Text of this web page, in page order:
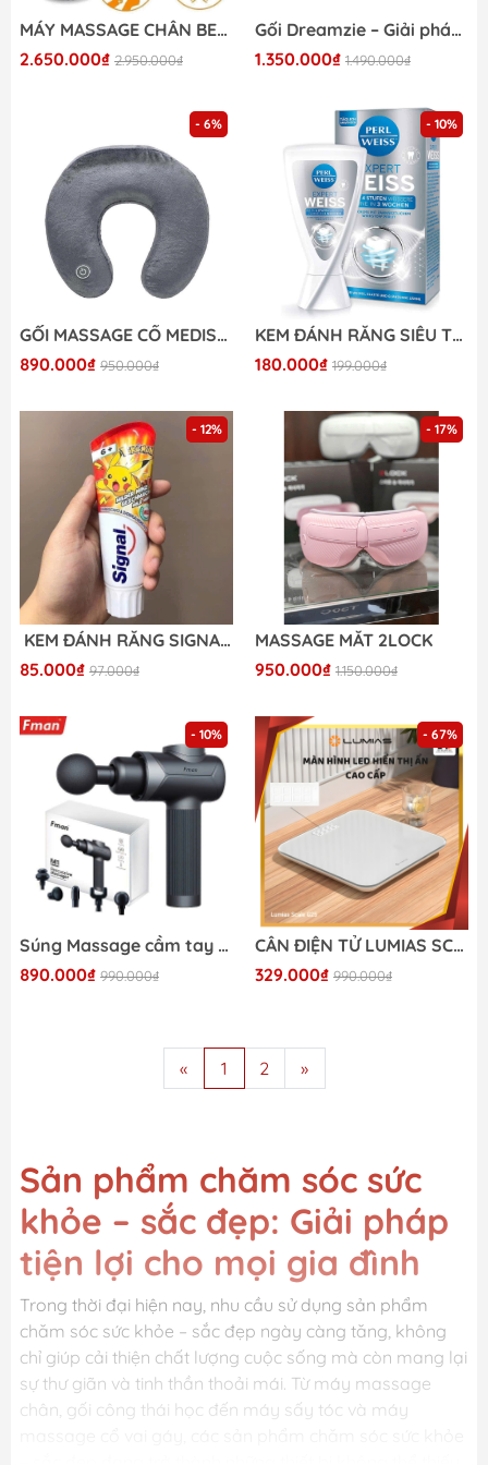
MÁY MASSAGE CHÂN BEURER FM90
2.650.000₫ 2.950.000₫
Gối Dreamzie – Giải pháp từ Đức cho cổ vai gáy khỏe mạnh
1.350.000₫ 1.490.000₫
- 6%
GỐI MASSAGE CỔ MEDISANA NM87L
890.000₫ 950.000₫
- 10%
KEM ĐÁNH RĂNG SIÊU TRẮNG PERL WEISS
180.000₫ 199.000₫
- 12%
KEM ĐÁNH RĂNG SIGNAL TRẺ EM
85.000₫ 97.000₫
- 17%
MASSAGE MẮT 2LOCK
950.000₫ 1.150.000₫
- 10%
Súng Massage cầm tay Fman M1
890.000₫ 990.000₫
- 67%
CÂN ĐIỆN TỬ LUMIAS SCALE G25
329.000₫ 990.000₫
« 1 2 »
Sản phẩm chăm sóc sức
khỏe – sắc đẹp: Giải pháp
tiện lợi cho mọi gia đình
Trong thời đại hiện nay, nhu cầu sử dụng sản phẩm
chăm sóc sức khỏe – sắc đẹp ngày càng tăng, không
chỉ giúp cải thiện chất lượng cuộc sống mà còn mang lại
sự thư giãn và tinh thần thoải mái. Từ máy massage
chân, gối công thái học đến máy sấy tóc và máy